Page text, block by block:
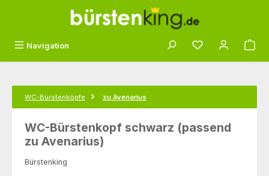
Zum Hauptinhalt springen
Navigation Du hast 0
WC-Bürstenköpfe zu Avenarius
WC-Bürstenkopf schwarz (passend
zu Avenarius)
Bürstenking